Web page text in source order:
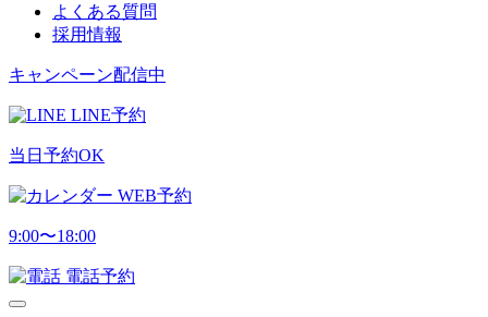
よくある質問
採用情報
キャンペーン配信中
LINE予約
当日予約OK
WEB予約
9:00〜18:00
電話予約